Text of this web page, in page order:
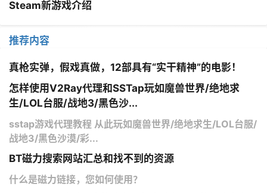
Steam新游戏介绍
推荐内容
真枪实弹，假戏真做，12部具有“实干精神”的电影！
怎样使用V2Ray代理和SSTap玩如魔兽世界/绝地求
生/LOL台服/战地3/黑色沙...
sstap游戏代理教程 从此玩如魔兽世界/绝地求生/LOL台服/
战地3/黑色沙漠/彩...
BT磁力搜索网站汇总和找不到的资源
什么是磁力链接，您如何使用？